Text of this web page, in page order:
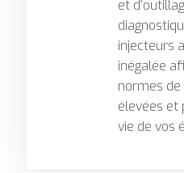
et
injecteurs
inégalée
normes
élevées et
vie de vos